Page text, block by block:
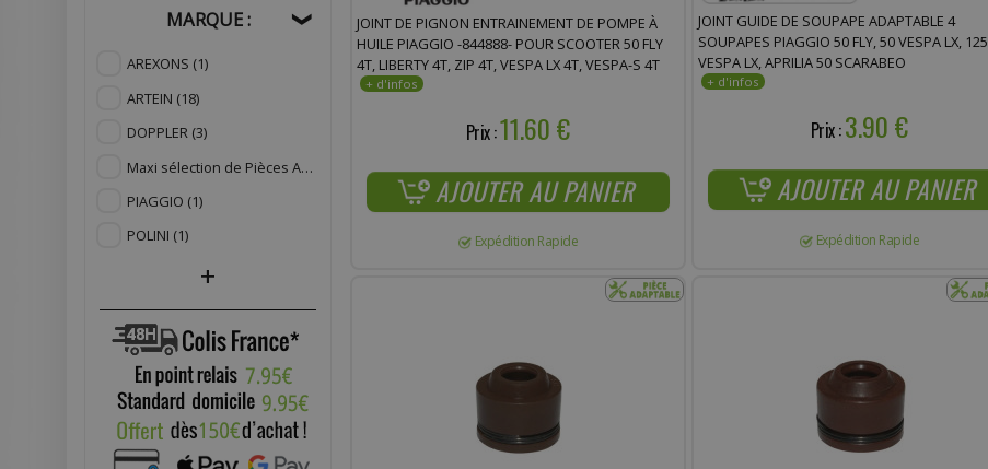
JOINT DE PIGNON ENTRAINEMENT DE POMPE À
HUILE PIAGGIO -844888- POUR SCOOTER 50 FLY
4T, LIBERTY 4T, ZIP 4T, VESPA LX 4T, VESPA-S 4T
Prix :11.60 €
AJOUTER AU PANIER
Expédition Rapide
JOINT GUIDE DE SOUPAPE ADAPTABLE 4
SOUPAPES PIAGGIO 50 FLY, 50 VESPA LX, 125
VESPA LX, APRILIA 50 SCARABEO
Prix :3.90 €
AJOUTER AU PANIER
Expédition Rapide
MARQUE : ❯
AREXONS (1)
ARTEIN (18)
DOPPLER (3)
Maxi sélection de Pièces Adaptables
PIAGGIO (1)
POLINI (1)
+